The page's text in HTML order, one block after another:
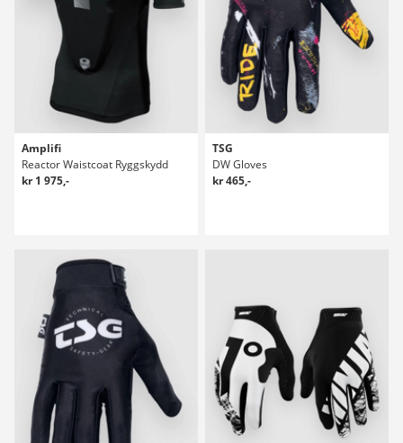
Amplifi
Reactor Waistcoat Ryggskydd
kr 1 975,-
TSG
DW Gloves
kr 465,-